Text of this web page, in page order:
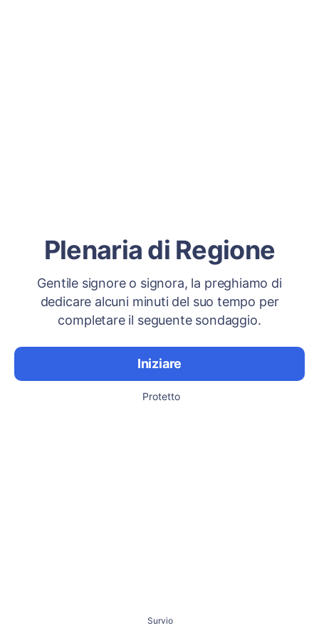
Plenaria di Regione
Gentile signore o signora, la preghiamo di
dedicare alcuni minuti del suo tempo per
completare il seguente sondaggio.
Iniziare
Protetto
Survio